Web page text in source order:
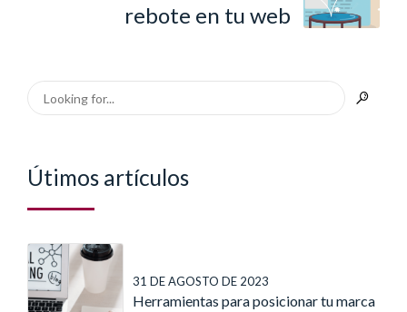
rebote en tu web
Útimos artículos
31 DE AGOSTO DE 2023
Herramientas para posicionar tu marca